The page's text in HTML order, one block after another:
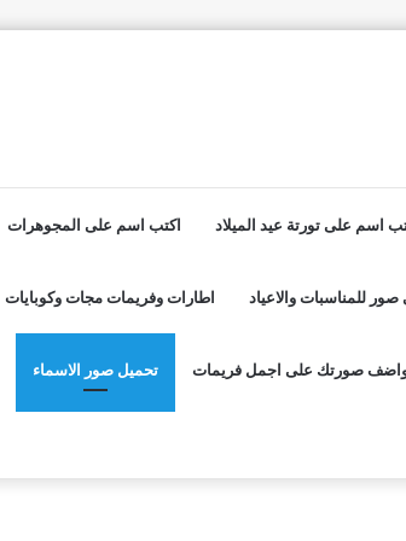
اسم على تورتة عيد الميلاد اكتب اسم على المجوهرات
للمناسبات والاعياد اطارات وفريمات مجات وكوبايات
صورتك على اجمل فريمات تحميل صور الاسماء